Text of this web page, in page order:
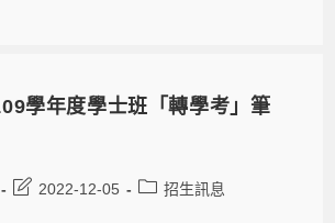
學年度學士班「轉學考」筆
2022-12-05 招生訊息